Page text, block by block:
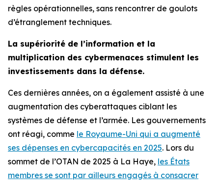
règles opérationnelles, sans rencontrer de goulots
d’étranglement techniques.
La supériorité de l’information et la
multiplication des cybermenaces stimulent les
investissements dans la défense.
Ces dernières années, on a également assisté à une
augmentation des cyberattaques ciblant les
systèmes de défense et l’armée. Les gouvernements
ont réagi, comme le Royaume-Uni qui a augmenté
ses dépenses en cybercapacités en 2025. Lors du
sommet de l’OTAN de 2025 à La Haye, les États
membres se sont par ailleurs engagés à consacrer